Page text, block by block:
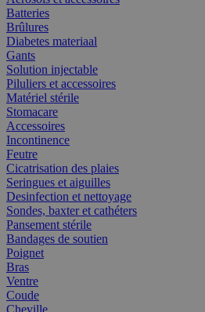
Batteries
Brûlures
Diabetes materiaal
Gants
Solution injectable
Piluliers et accessoires
Matériel stérile
Stomacare
Accessoires
Incontinence
Feutre
Cicatrisation des plaies
Seringues et aiguilles
Desinfection et nettoyage
Sondes, baxter et cathéters
Pansement stérile
Bandages de soutien
Poignet
Bras
Ventre
Coude